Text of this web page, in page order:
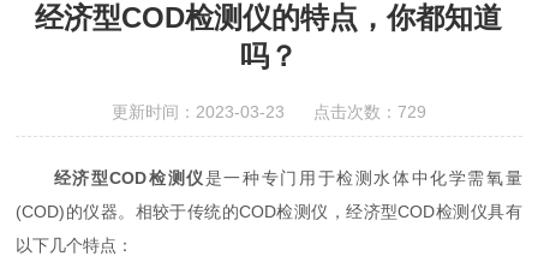
经济型COD检测仪的特点，你都知道
吗？
更新时间：2023-03-23 点击次数：729
经济型COD检测仪是一种专门用于检测水体中化学需氧量
(COD)的仪器。相较于传统的COD检测仪，经济型COD检测仪具有
以下几个特点：